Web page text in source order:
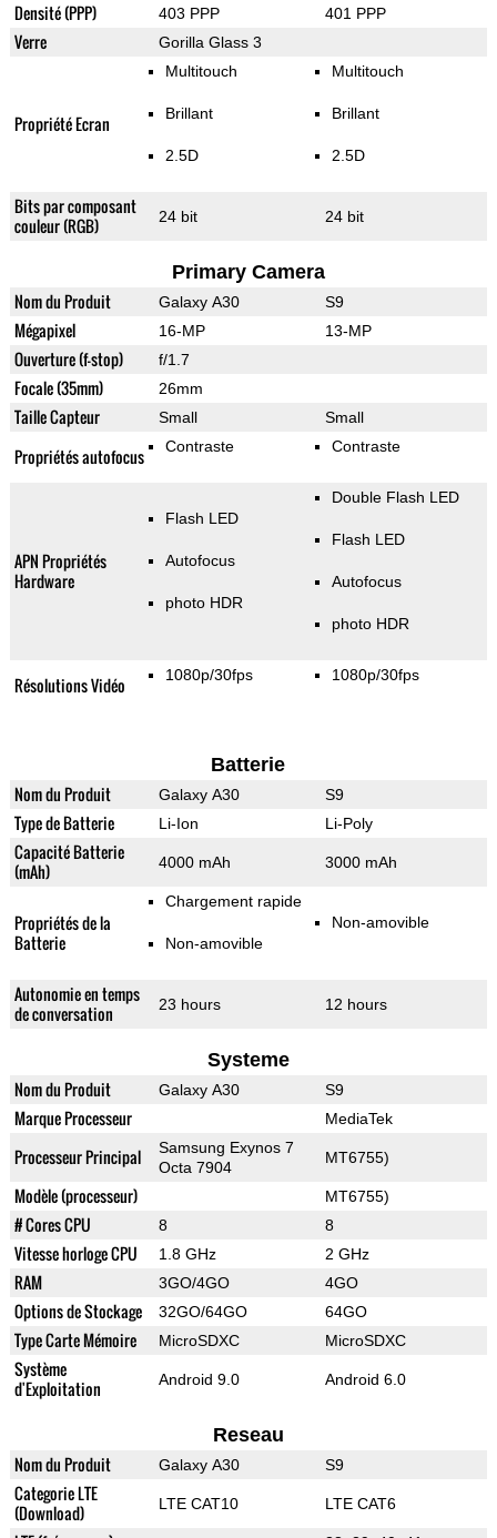
Densité (PPP) 403 PPP 401 PPP
Verre Gorilla Glass 3
Propriété Ecran
Multitouch
Brillant
2.5D
Multitouch
Brillant
2.5D
Bits par composant
couleur (RGB)
24 bit 24 bit
Primary Camera
Nom du Produit Galaxy A30 S9
Mégapixel 16-MP 13-MP
Ouverture (f-stop) f/1.7
Focale (35mm) 26mm
Taille Capteur Small Small
Propriétés autofocus Contraste Contraste
APN Propriétés
Hardware
Flash LED
Autofocus
photo HDR
Double Flash LED
Flash LED
Autofocus
photo HDR
Résolutions Vidéo 1080p/30fps 1080p/30fps
Batterie
Nom du Produit Galaxy A30 S9
Type de Batterie Li-Ion Li-Poly
Capacité Batterie
(mAh)
4000 mAh 3000 mAh
Propriétés de la
Batterie
Chargement rapide
Non-amovible
Non-amovible
Autonomie en temps
de conversation
23 hours 12 hours
Systeme
Nom du Produit Galaxy A30 S9
Marque Processeur MediaTek
Processeur Principal
Samsung Exynos 7
Octa 7904
MT6755)
Modèle (processeur) MT6755)
# Cores CPU 8 8
Vitesse horloge CPU 1.8 GHz 2 GHz
RAM 3GO/4GO 4GO
Options de Stockage 32GO/64GO 64GO
Type Carte Mémoire MicroSDXC MicroSDXC
Système
d'Exploitation
Android 9.0 Android 6.0
Reseau
Nom du Produit Galaxy A30 S9
Categorie LTE
(Download)
LTE CAT10 LTE CAT6